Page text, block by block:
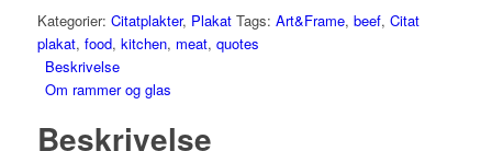
Kategorier: Citatplakter, Plakat Tags: Art&Frame, beef, Citat
plakat, food, kitchen, meat, quotes
Beskrivelse
Om rammer og glas
Beskrivelse